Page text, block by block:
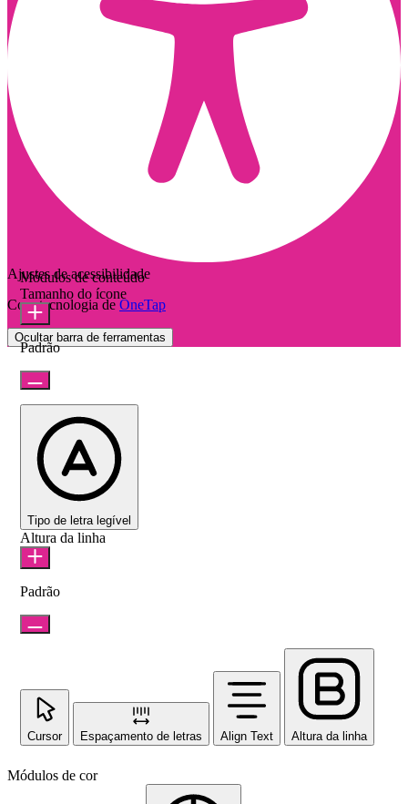
Ajustes de acessibilidade
Com tecnologia de OneTap
Ocultar barra de ferramentas
Módulos de conteúdo
Tamanho do ícone
Padrão
Tipo de letra legível
Altura da linha
Padrão
Cursor Espaçamento de letras Align Text Altura da linha
Módulos de cor